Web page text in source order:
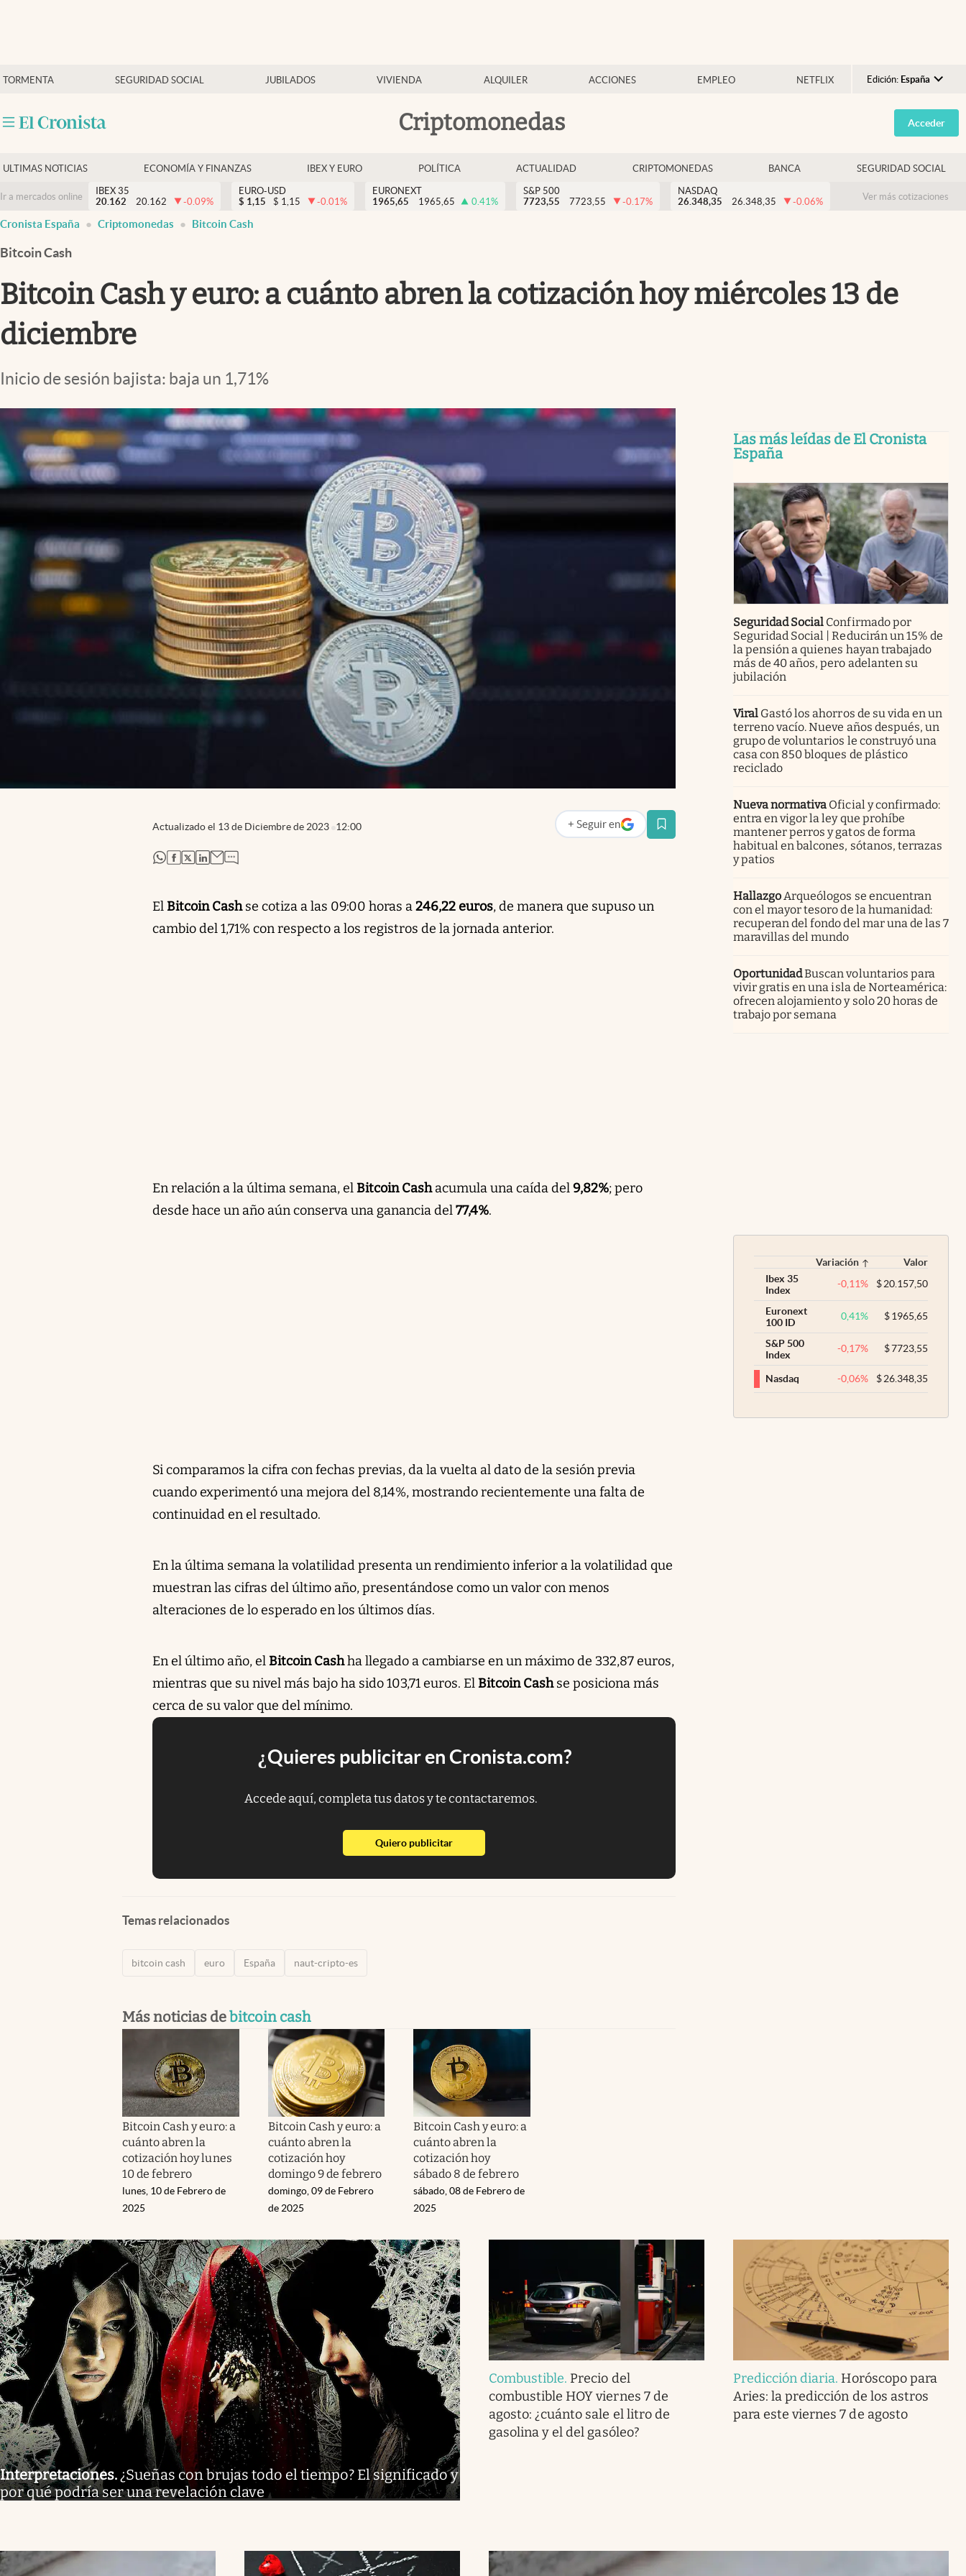
TORMENTA SEGURIDAD SOCIAL JUBILADOS VIVIENDA ALQUILER ACCIONES EMPLEO NETFLIX Edición: España
Argentina
España
USA
Colombia
Criptomonedas
Economía y finanzas
Criptomonedas
Acceder
ULTIMAS NOTICIAS ECONOMÍA Y FINANZAS IBEX Y EURO POLÍTICA ACTUALIDAD CRIPTOMONEDAS BANCA SEGURIDAD SOCIAL
Ir a mercados online
IBEX 35
20.162
20.162 -0.09%
EURO-USD
$ 1,15 $ 1,15 -0.01%
EURONEXT
1965,65
1965,65 0.41%
S&P 500
7723,55
7723,55 -0.17%
NASDAQ
26.348,35
26.348,35 -0.06% Ver más cotizaciones
Cronista España Criptomonedas Bitcoin Cash
Bitcoin Cash
Bitcoin Cash y euro: a cuánto abren la cotización hoy miércoles 13 de
diciembre
Inicio de sesión bajista: baja un 1,71%
Actualizado el 13 de Diciembre de 2023 12:00 + Seguir en
abre en nueva pestaña
abre en nueva pestaña
abre en nueva pestaña
abre en nueva pestaña
abre en nueva pestaña
ElBitcoin Cashse cotiza a las 09:00 horas a246,22 euros, de manera que supuso un
cambio del 1,71% con respecto a los registros de la jornada anterior.
En relación a la última semana, elBitcoin Cashacumula una caída del9,82%; pero
desde hace un año aún conserva una ganancia del77,4%.
Si comparamos la cifra con fechas previas, da la vuelta al dato de la sesión previa
cuando experimentó una mejora del 8,14%, mostrando recientemente una falta de
continuidad en el resultado.
En la última semana la volatilidad presenta un rendimiento inferior a la volatilidad que
muestran las cifras del último año, presentándose como un valor con menos
alteraciones de lo esperado en los últimos días.
En el último año, elBitcoin Cashha llegado a cambiarse en un máximo de 332,87 euros,
mientras que su nivel más bajo ha sido 103,71 euros. ElBitcoin Cashse posiciona más
cerca de su valor que del mínimo.
¿Quieres publicitar en Cronista.com?
Accede aquí, completa tus datos y te contactaremos.
Quiero publicitarabre en nueva pestaña
Temas relacionados
bitcoin cash euro España naut-cripto-es
Más noticias debitcoin cash
Bitcoin Cash y euro: a
cuánto abren la
cotización hoy lunes
10 de febrero
lunes, 10 de Febrero de
2025
Bitcoin Cash y euro: a
cuánto abren la
cotización hoy
domingo 9 de febrero
domingo, 09 de Febrero
de 2025
Bitcoin Cash y euro: a
cuánto abren la
cotización hoy
sábado 8 de febrero
sábado, 08 de Febrero de
2025
Las más leídas de El Cronista
España
Seguridad Social Confirmado por
Seguridad Social | Reducirán un 15% de
la pensión a quienes hayan trabajado
más de 40 años, pero adelanten su
jubilación
Viral Gastó los ahorros de su vida en un
terreno vacío. Nueve años después, un
grupo de voluntarios le construyó una
casa con 850 bloques de plástico
reciclado
Nueva normativa Oficial y confirmado:
entra en vigor la ley que prohíbe
mantener perros y gatos de forma
habitual en balcones, sótanos, terrazas
y patios
HallazgoArqueólogos se encuentran
con el mayor tesoro de la humanidad:
recuperan del fondo del mar una de las 7
maravillas del mundo
OportunidadBuscan voluntarios para
vivir gratis en una isla de Norteamérica:
ofrecen alojamiento y solo 20 horas de
trabajo por semana
Variación
Valor
Ibex 35
Index
-0,11% $20.157,50
Euronext
100 ID
0,41% $1965,65
S&P 500
Index
-0,17% $7723,55
Nasdaq -0,06% $26.348,35
Interpretaciones. ¿Sueñas con brujas todo el tiempo? El significado y
por qué podría ser una revelación clave
Combustible. Precio del
combustible HOY viernes 7 de
agosto: ¿cuánto sale el litro de
gasolina y el del gasóleo?
Predicción diaria. Horóscopo para
Aries: la predicción de los astros
para este viernes 7 de agosto